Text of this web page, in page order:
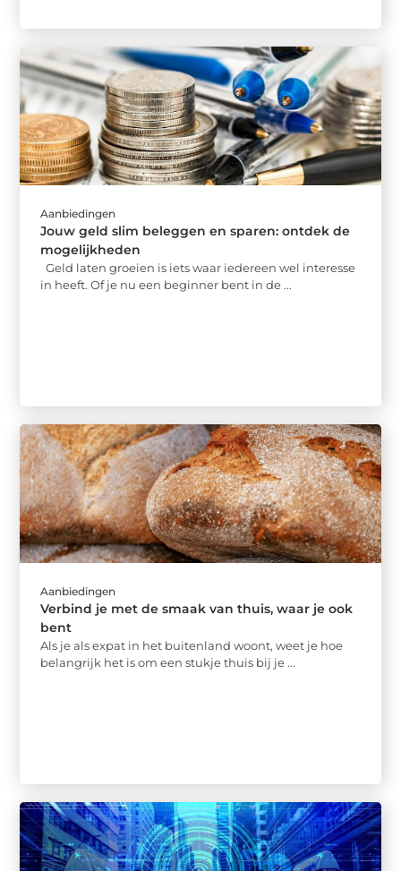
Aanbiedingen
Jouw geld slim beleggen en sparen: ontdek de
mogelijkheden
Geld laten groeien is iets waar iedereen wel interesse
in heeft. Of je nu een beginner bent in de ...
Aanbiedingen
Verbind je met de smaak van thuis, waar je ook
bent
Als je als expat in het buitenland woont, weet je hoe
belangrijk het is om een stukje thuis bij je ...